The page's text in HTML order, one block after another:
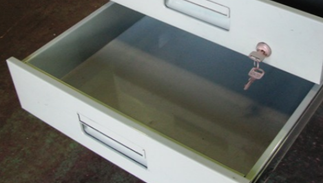
平日9:00~17:00
カテゴリー一覧